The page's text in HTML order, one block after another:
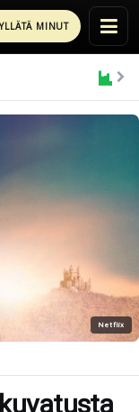
YLLÄTÄ MINUT
Netflix